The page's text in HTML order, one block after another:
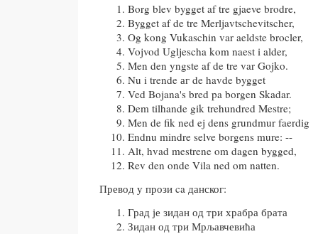
Borg blev bygget af tre gjaeve brodre,
Bygget af de tre Merljavtschevitscher,
Og kong Vukaschin var aeldste brocler,
Vojvod Ugljescha kom naest i alder,
Men den yngste af de tre var Gojko.
Nu i trende аг de havde bygget
Ved Bojana's bred pa borgen Skadar.
Dem tilhande gik trehundred Mestre;
Men de fik ned ej dens grundmur faerdig
Endnu mindre selve borgens mure: --
Alt, hvad mestrene om dagen bygged,
Rev den onde Vila ned om natten.
Превод у прози ca данског:
Град је зидан од три храбра брата
Зидан од три Мрљавчевића